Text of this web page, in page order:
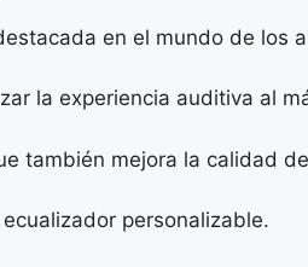
en el mundo de los
la experiencia auditiva al
también mejora la calidad
personalizable.